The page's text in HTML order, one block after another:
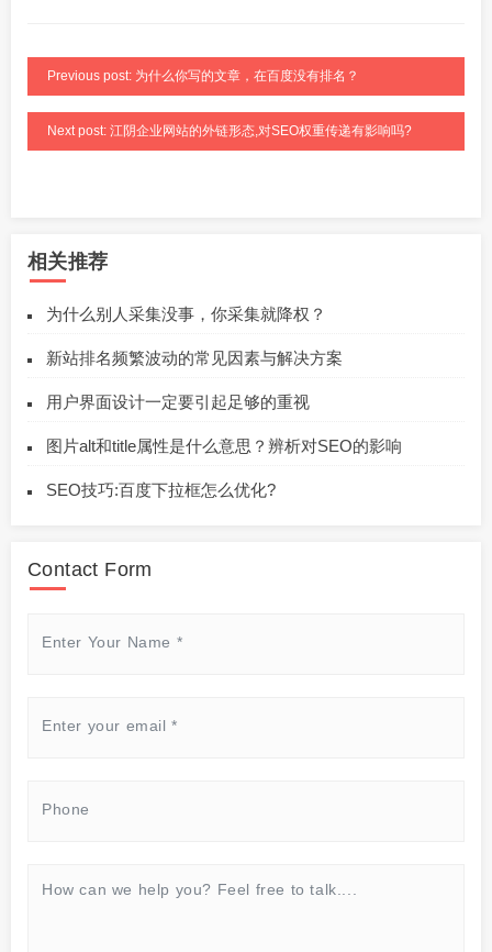
Previous post: 为什么你写的文章，在百度没有排名？
Next post: 江阴企业网站的外链形态,对SEO权重传递有影响吗?
相关推荐
为什么别人采集没事，你采集就降权？
新站排名频繁波动的常见因素与解决方案
用户界面设计一定要引起足够的重视
图片alt和title属性是什么意思？辨析对SEO的影响
SEO技巧:百度下拉框怎么优化?
Contact Form